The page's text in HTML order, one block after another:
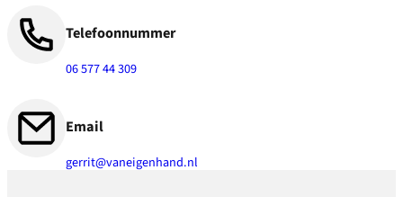
Telefoonnummer
06 577 44 309
Email
gerrit@vaneigenhand.nl